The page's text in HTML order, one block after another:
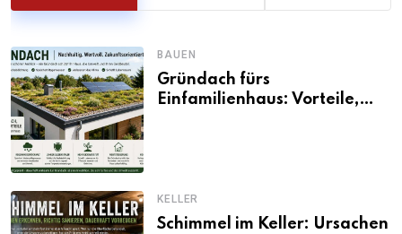
BAUEN
Gründach fürs
Einfamilienhaus: Vorteile,
KELLER
Schimmel im Keller: Ursachen